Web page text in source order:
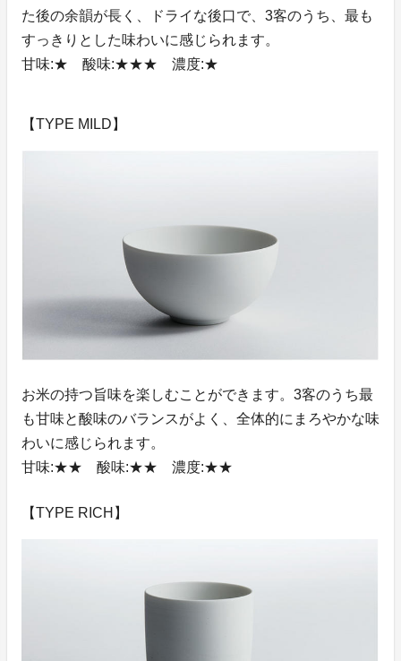
た後の余韻が長く、ドライな後口で、3客のうち、最も
すっきりとした味わいに感じられます。
甘味:★ 酸味:★★★ 濃度:★
【TYPE MILD】
お米の持つ旨味を楽しむことができます。3客のうち最
も甘味と酸味のバランスがよく、全体的にまろやかな味
わいに感じられます。
甘味:★★ 酸味:★★ 濃度:★★
【TYPE RICH】